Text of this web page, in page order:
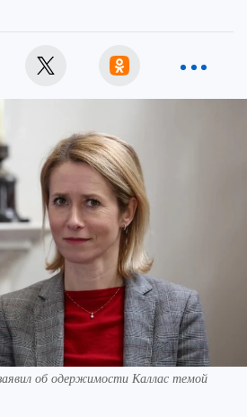
об одержимости Каллас темой